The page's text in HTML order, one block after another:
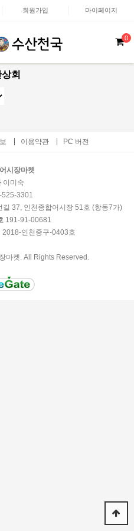
회원가입 마이페이지
0
회
이용약관 PC 버전
시장마켓
이미숙
3301
37, 인천종합어시장 51호 (항동7가)
191-91-00681
2018-인천중구-0403호
마켓. All Rights Reserved.